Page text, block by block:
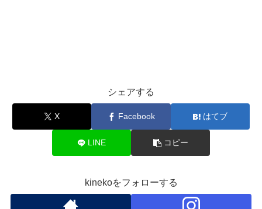
シェアする
X Facebook はてブ
LINE コピー
kinekoをフォローする